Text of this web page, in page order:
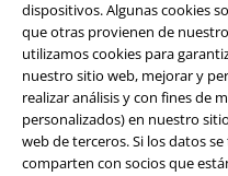
dispositivos. Algunas cookies
que otras provienen de
utilizamos cookies para
nuestro sitio web, mejorar y
realizar análisis y con fines de
personalizados) en nuestro
web de terceros. Si los datos
comparten con socios que
Legal
Términos y Condiciones
Aviso Legal
Ley protección de datos